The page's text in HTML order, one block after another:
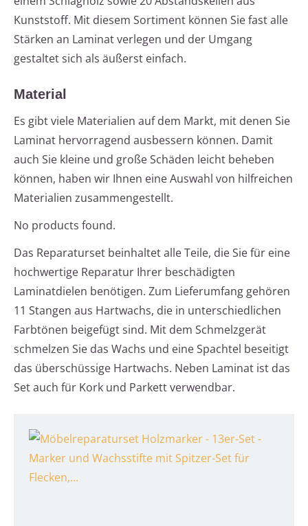
Kunststoff. Mit diesem Sortiment können Sie fast alle
Stärken an Laminat verlegen und der Umgang
gestaltet sich als äußerst einfach.
Material
Es gibt viele Materialien auf dem Markt, mit denen Sie
Laminat hervorragend ausbessern können. Damit
auch Sie kleine und große Schäden leicht beheben
können, haben wir Ihnen eine Auswahl von hilfreichen
Materialien zusammengestellt.
No products found.
Das Reparaturset beinhaltet alle Teile, die Sie für eine
hochwertige Reparatur Ihrer beschädigten
Laminatdielen benötigen. Zum Lieferumfang gehören
11 Stangen aus Hartwachs, die in unterschiedlichen
Farbtönen beigefügt sind. Mit dem Schmelzgerät
schmelzen Sie das Wachs und eine Spachtel beseitigt
das überschüssige Hartwachs. Neben Laminat ist das
Set auch für Kork und Parkett verwendbar.